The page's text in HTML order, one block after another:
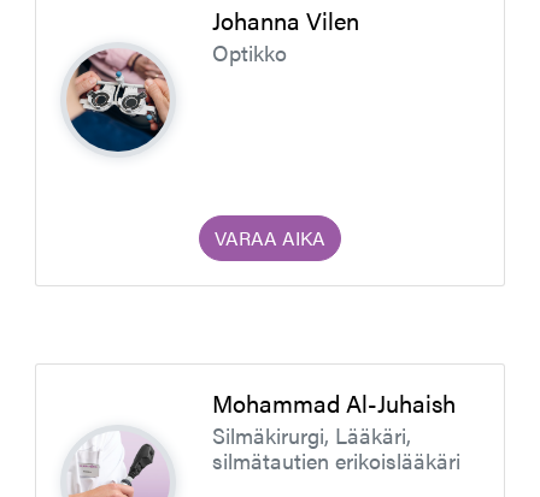
Johanna Vilen
Optikko
VARAA AIKA
Mohammad Al-Juhaish
Silmäkirurgi, Lääkäri,
silmätautien erikoislääkäri